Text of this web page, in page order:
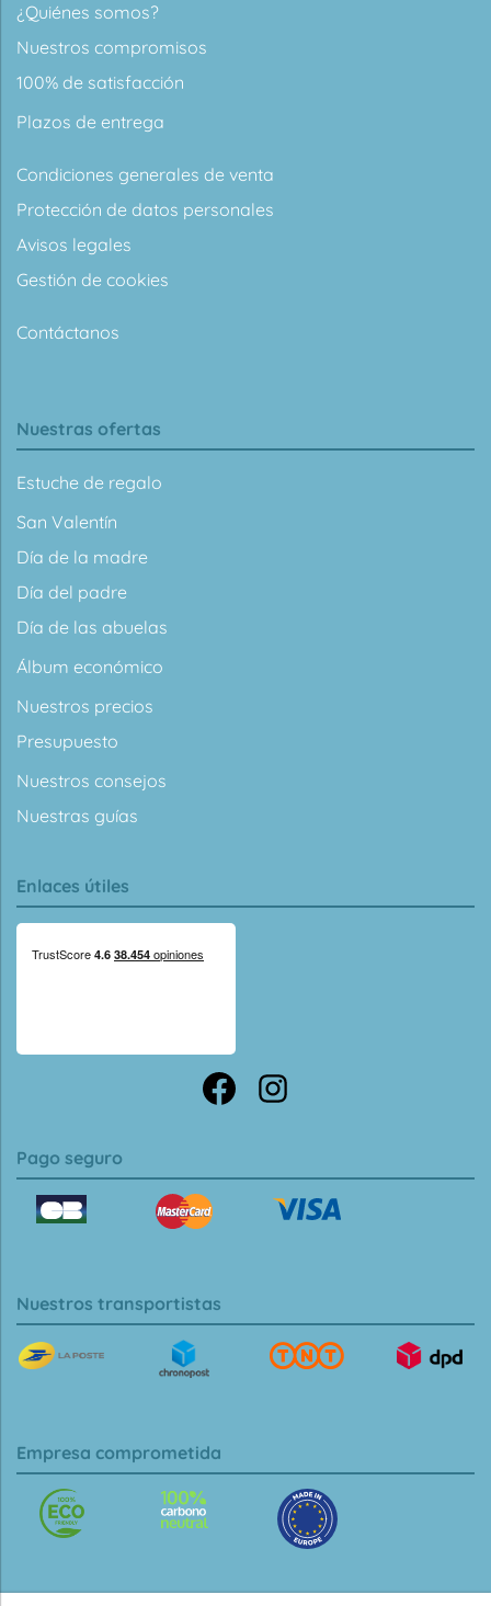
¿Quiénes somos?
Nuestros compromisos
100% de satisfacción
Plazos de entrega
Condiciones generales de venta
Protección de datos personales
Avisos legales
Gestión de cookies
Contáctanos
Nuestras ofertas
Estuche de regalo
San Valentín
Día de la madre
Día del padre
Día de las abuelas
Álbum económico
Nuestros precios
Presupuesto
Nuestros consejos
Nuestras guías
Enlaces útiles
Pago seguro
Nuestros transportistas
Empresa comprometida